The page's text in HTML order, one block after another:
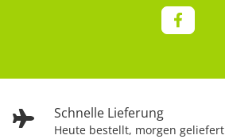
Schnelle Lieferung
Heute bestellt, morgen geliefert